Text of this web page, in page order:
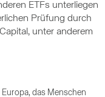
ETFs unterliegen
Prüfung durch
unter anderem
das Menschen